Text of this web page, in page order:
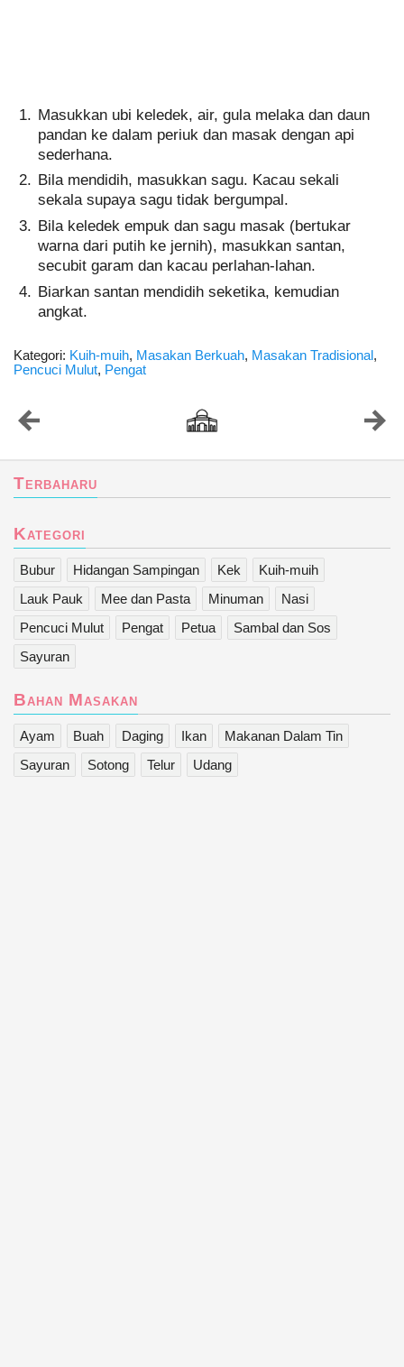
Masukkan ubi keledek, air, gula melaka dan daun
pandan ke dalam periuk dan masak dengan api
sederhana.
Bila mendidih, masukkan sagu. Kacau sekali
sekala supaya sagu tidak bergumpal.
Bila keledek empuk dan sagu masak (bertukar
warna dari putih ke jernih), masukkan santan,
secubit garam dan kacau perlahan-lahan.
Biarkan santan mendidih seketika, kemudian
angkat.
Kategori: Kuih-muih, Masakan Berkuah, Masakan Tradisional,
Pencuci Mulut, Pengat
Terbaharu
Kategori
Bubur Hidangan Sampingan Kek
Kuih-muih
Lauk Pauk
Mee dan Pasta Minuman
Nasi
Pencuci Mulut
Pengat Petua
Sambal dan Sos
Sayuran
Bahan Masakan
Ayam Buah Daging Ikan
Makanan Dalam Tin
Sayuran
Sotong Telur Udang